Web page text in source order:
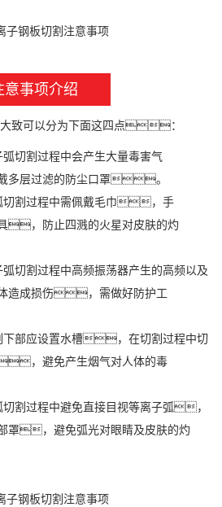
意事项介绍
大致可以分为下面这四点：
割过程中会产生大量毒害气
多层过滤的防尘口罩。
过程中需佩戴毛巾，手
，防止四溅的火星对皮肤的灼
过程中高频振荡器产生的高频以及
造成损伤，需做好防护工
应设置水槽，在切割过程中切
，避免产生烟气对人体的毒
过程中避免直接目视等离子弧，
罩，避免弧光对眼睛及皮肤的灼